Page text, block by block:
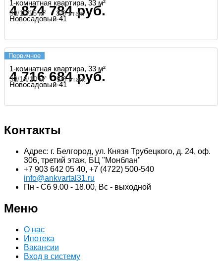
1-комнатная квартира, 33 м²
4 874 784 руб.
33/11/15 м² 3/6 этаж
Новосадовый-41
Первичное
1-комнатная квартира, 33 м²
4 716 684 руб.
33/14/10 м² 5/6 этаж
Новосадовый-41
Контакты
Адрес: г. Белгород, ул. Князя Трубецкого, д. 24, оф.
306, третий этаж, БЦ "Монблан"
+7 903 642 05 40, +7 (4722) 500-540
info@ankvartal31.ru
Пн - Сб 9.00 - 18.00, Вс - выходной
Меню
О нас
Ипотека
Вакансии
Вход в систему